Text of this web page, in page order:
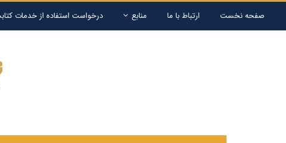
صفحه نخست ارتباط با ما منابع درخواست استفاده از خدمات